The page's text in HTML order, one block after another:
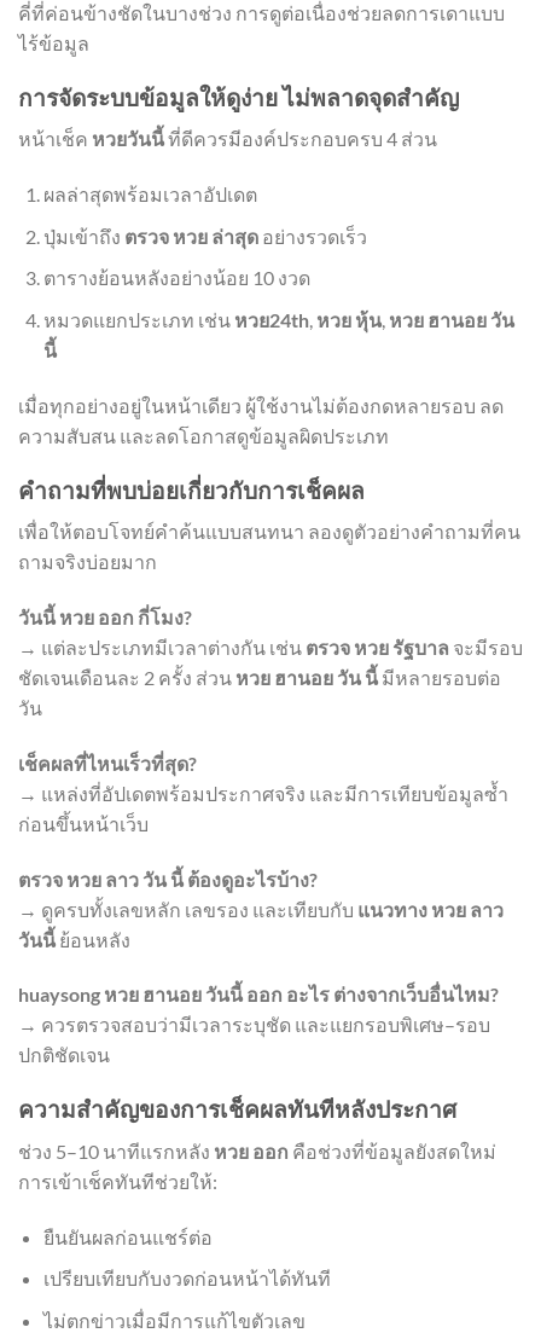
คี่ที่ค่อนข้างชัดในบางช่วง การดูต่อเนื่องช่วยลดการเดาแบบ
ไร้ข้อมูล
การจัดระบบข้อมูลให้ดูง่าย ไม่พลาดจุดสำคัญ
หน้าเช็ค หวยวันนี้ที่ดีควรมีองค์ประกอบครบ 4 ส่วน
ผลล่าสุดพร้อมเวลาอัปเดต
ปุ่มเข้าถึง ตรวจ หวย ล่าสุดอย่างรวดเร็ว
ตารางย้อนหลังอย่างน้อย 10 งวด
หมวดแยกประเภท เช่น หวย24th, หวย หุ้น, หวย ฮานอย วัน
นี้
เมื่อทุกอย่างอยู่ในหน้าเดียว ผู้ใช้งานไม่ต้องกดหลายรอบ ลด
ความสับสน และลดโอกาสดูข้อมูลผิดประเภท
คำถามที่พบบ่อยเกี่ยวกับการเช็คผล
เพื่อให้ตอบโจทย์คำค้นแบบสนทนา ลองดูตัวอย่างคำถามที่คน
ถามจริงบ่อยมาก
วันนี้ หวย ออก กี่โมง?
→ แต่ละประเภทมีเวลาต่างกัน เช่น ตรวจ หวย รัฐบาล จะมีรอบ
ชัดเจนเดือนละ 2 ครั้ง ส่วน หวย ฮานอย วัน นี้ มีหลายรอบต่อ
วัน
เช็คผลที่ไหนเร็วที่สุด?
→ แหล่งที่อัปเดตพร้อมประกาศจริง และมีการเทียบข้อมูลซ้ำ
ก่อนขึ้นหน้าเว็บ
ตรวจ หวย ลาว วัน นี้ ต้องดูอะไรบ้าง?
→ ดูครบทั้งเลขหลัก เลขรอง และเทียบกับ แนวทาง หวย ลาว
วันนี้ ย้อนหลัง
huaysong หวย ฮานอย วันนี้ ออก อะไร ต่างจากเว็บอื่นไหม?
→ ควรตรวจสอบว่ามีเวลาระบุชัด และแยกรอบพิเศษ–รอบ
ปกติชัดเจน
ความสำคัญของการเช็คผลทันทีหลังประกาศ
ช่วง 5–10 นาทีแรกหลัง หวย ออก คือช่วงที่ข้อมูลยังสดใหม่
การเข้าเช็คทันทีช่วยให้:
ยืนยันผลก่อนแชร์ต่อ
เปรียบเทียบกับงวดก่อนหน้าได้ทันที
ไม่ตกข่าวเมื่อมีการแก้ไขตัวเลข